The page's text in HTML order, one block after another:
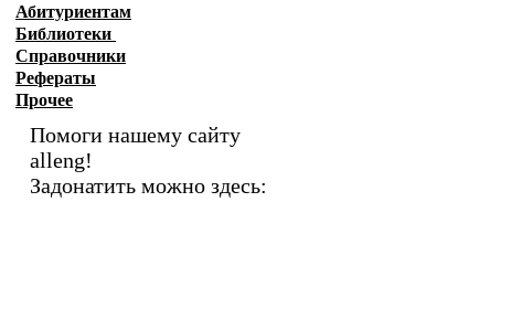
Абитуриентам
Библиотеки
Справочники
Рефераты
Прочее
Помоги нашему сайту
alleng!
Задонатить можно здесь: